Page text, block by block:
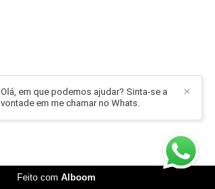
✕
Olá, em que podemos ajudar? Sinta-se a
vontade em me chamar no Whats.
Feito com Alboom